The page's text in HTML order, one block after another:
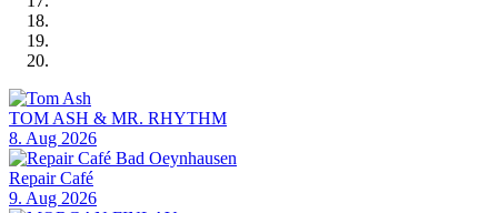
TOM ASH & MR. RHYTHM
8. Aug 2026
Repair Café
9. Aug 2026